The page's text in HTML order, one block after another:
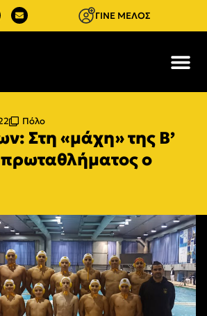
ΓΙΝΕ ΜΕΛΟΣ
Πόλο
Στη «μάχη» της Β’
ο